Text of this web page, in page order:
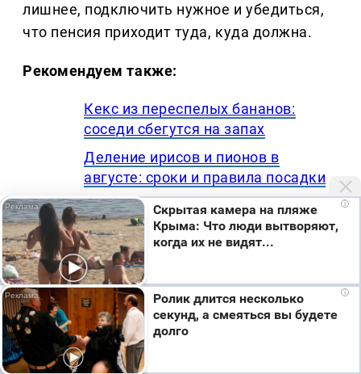
лишнее, подключить нужное и убедиться,
что пенсия приходит туда, куда должна.
Рекомендуем также:
Кекс из переспелых бананов:
соседи сбегутся на запах
Деление ирисов и пионов в
августе: сроки и правила посадки
Старые футболки для мытья окон:
как сделать тряпки без ворса за 5
минут
Котлеты как в советской столовой:
секрет сочности в сухарях
Яблочный пирог на кефире:
нежный рецепт без дрожжей за 40
минут
i
Скрытая камера на пляже
Крыма: Что люди вытворяют,
когда их не видят...
i
Ролик длится несколько
секунд, а смеяться вы будете
долго